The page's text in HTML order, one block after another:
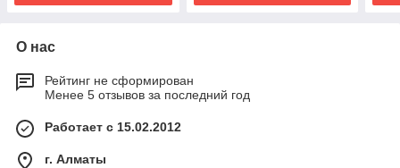
О нас
Рейтинг не сформирован
Менее 5 отзывов за последний год
Работает с 15.02.2012
г. Алматы